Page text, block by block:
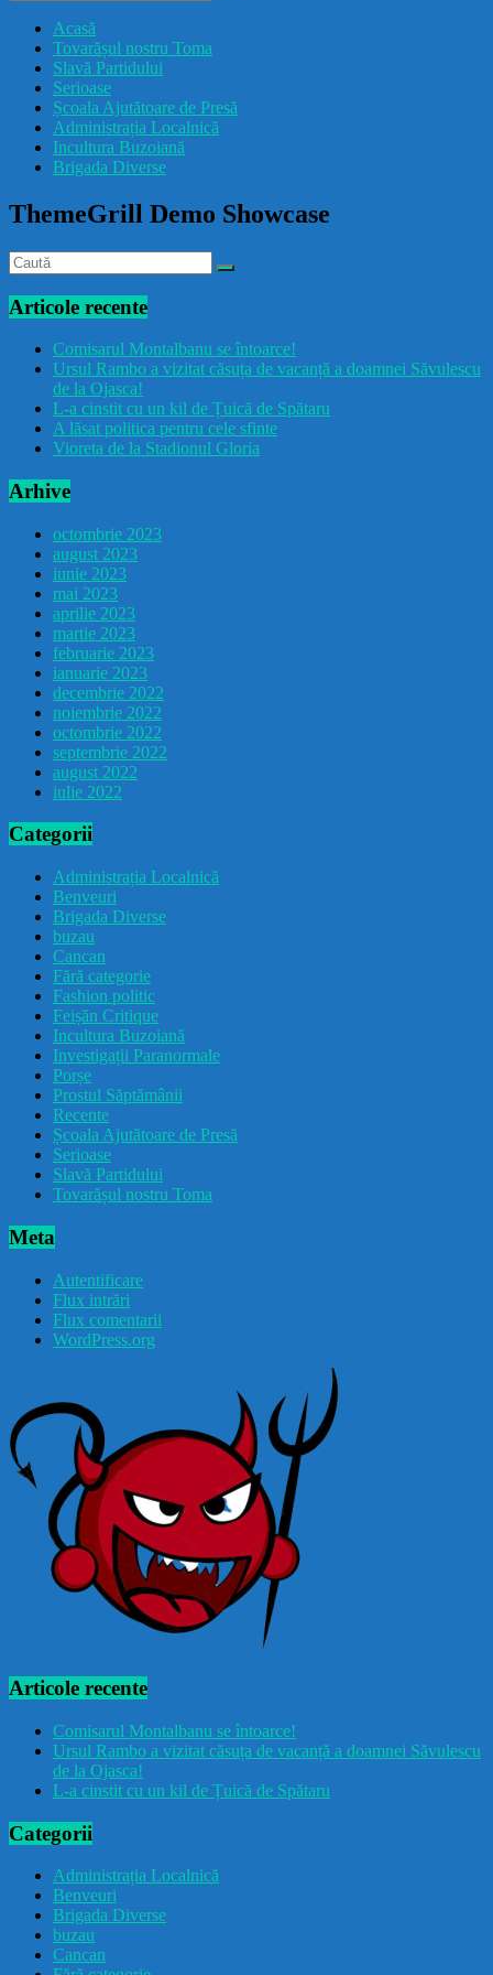
Acasă
Tovarășul nostru Toma
Slavă Partidului
Serioase
Școala Ajutătoare de Presă
Administrația Localnică
Incultura Buzoiană
Brigada Diverse
ThemeGrill Demo Showcase
Articole recente
Comisarul Montalbanu se întoarce!
Ursul Rambo a vizitat căsuța de vacanță a doamnei Săvulescu
de la Ojasca!
L-a cinstit cu un kil de Țuică de Spătaru
A lăsat politica pentru cele sfinte
Vioreta de la Stadionul Gloria
Arhive
octombrie 2023
august 2023
iunie 2023
mai 2023
aprilie 2023
martie 2023
februarie 2023
ianuarie 2023
decembrie 2022
noiembrie 2022
octombrie 2022
septembrie 2022
august 2022
iulie 2022
Categorii
Administrația Localnică
Benveuri
Brigada Diverse
buzau
Cancan
Fără categorie
Fashion politic
Feișăn Critique
Incultura Buzoiană
Investigații Paranormale
Porșe
Prostul Săptămânii
Recente
Școala Ajutătoare de Presă
Serioase
Slavă Partidului
Tovarășul nostru Toma
Meta
Autentificare
Flux intrări
Flux comentarii
WordPress.org
Articole recente
Comisarul Montalbanu se întoarce!
Ursul Rambo a vizitat căsuța de vacanță a doamnei Săvulescu
de la Ojasca!
L-a cinstit cu un kil de Țuică de Spătaru
Categorii
Administrația Localnică
Benveuri
Brigada Diverse
buzau
Cancan